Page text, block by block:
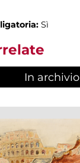
Sì
In archivio